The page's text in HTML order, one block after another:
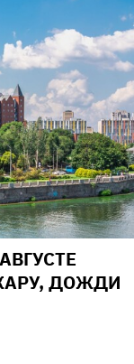
ДОЖДИ